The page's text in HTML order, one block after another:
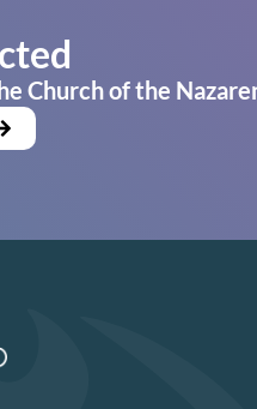
Church of the